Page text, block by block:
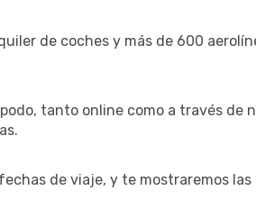
de coches y más de 600
tanto online como a través de
de viaje, y te mostraremos las